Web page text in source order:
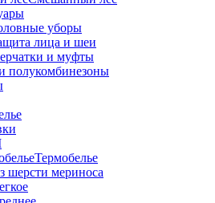
уборы
лица и шеи
и муфты
полукомбинезоны
Термобелье
шерсти мериноса